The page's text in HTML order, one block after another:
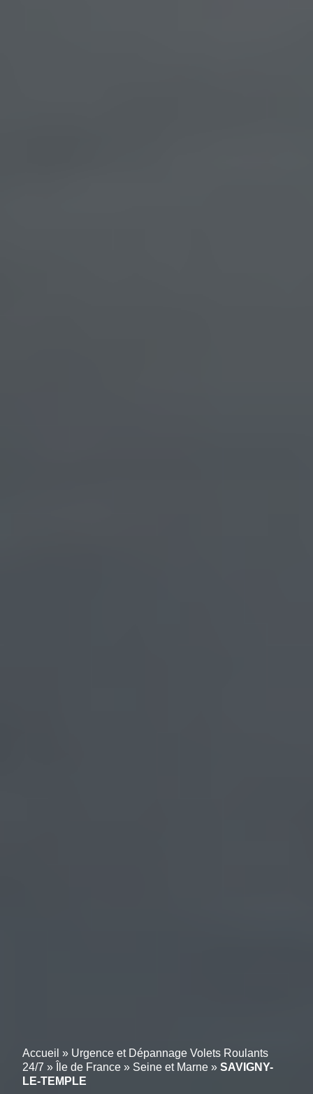
Accueil » Urgence et Dépannage Volets Roulants
24/7 » Île de France » Seine et Marne » SAVIGNY-
LE-TEMPLE